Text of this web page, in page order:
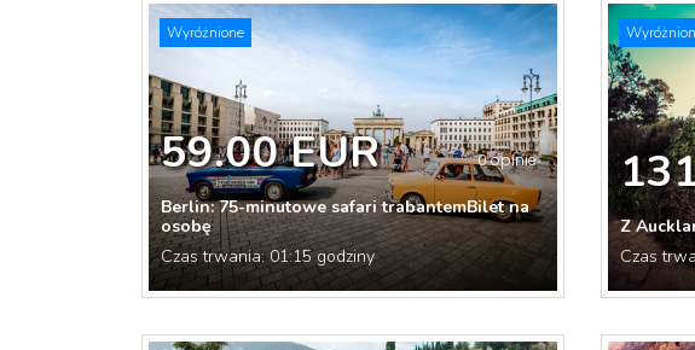
Wyróżnione
59.00 EUR 0 opinie
Berlin: 75-minutowe safari trabantemBilet na
osobę
Czas trwania: 01:15 godziny
Z
Czas